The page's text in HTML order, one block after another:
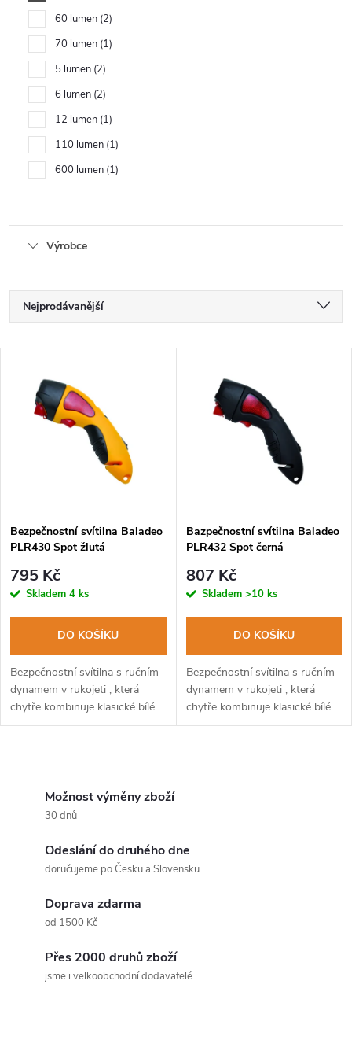
60 lumen 2
70 lumen 1
5 lumen 2
6 lumen 2
12 lumen 1
110 lumen 1
600 lumen 1
Výrobce
Ř
a
p
r
o
d
u
Nejprodávanější
Abecedně
s
p
r
d
u
Bezpečnostní svítilna Baladeo
PLR430 Spot žlutá
795 Kč
Skladem 4 ks
DO KOŠÍKU
Bezpečnostní svítilna s ručním
dynamem v rukojeti , která
chytře kombinuje klasické bílé
světlo, výstražné červené
Bazpečnostní svítilna Baladeo
PLR432 Spot černá
807 Kč
Skladem >10 ks
DO KOŠÍKU
Bezpečnostní svítilna s ručním
dynamem v rukojeti , která
chytře kombinuje klasické bílé
světlo, výstražné červené
Možnost výměny zboží
30 dnů
Odeslání do druhého dne
doručujeme po Česku a Slovensku
Doprava zdarma
od 1500 Kč
Přes 2000 druhů zboží
jsme i velkoobchodní dodavatelé